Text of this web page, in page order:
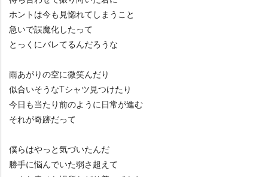
ホントは今も見惚れてしまうこと
急いで誤魔化したって
とっくにバレてるんだろうな
雨あがりの空に微笑んだり
似合いそうなTシャツ見つけたり
今日も当たり前のように日常が進む
それが奇跡だって
僕らはやっと気づいたんだ
勝手に悩んでいた弱さ超えて